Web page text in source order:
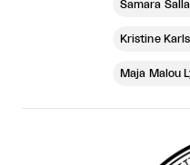
Samara
Kristine
Maja Malou